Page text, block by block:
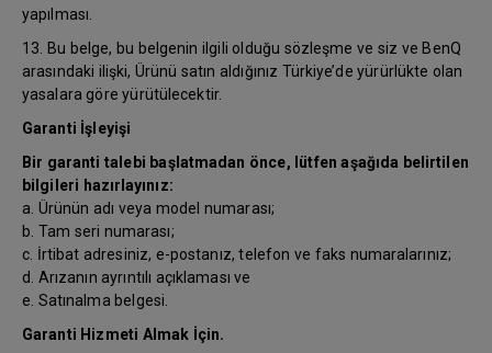
yapılması.
13. Bu belge, bu belgenin ilgili olduğu sözleşme ve siz ve BenQ
arasındaki ilişki, Ürünü satın aldığınız Türkiye’de yürürlükte olan
yasalara göre yürütülecektir.
Garanti İşleyişi
Bir garanti talebi başlatmadan önce, lütfen aşağıda belirtilen
bilgileri hazırlayınız:
a. Ürünün adı veya model numarası;
b. Tam seri numarası;
c. İrtibat adresiniz, e-postanız, telefon ve faks numaralarınız;
d. Arızanın ayrıntılı açıklaması ve
e. Satınalma belgesi.
Garanti Hizmeti Almak İçin.